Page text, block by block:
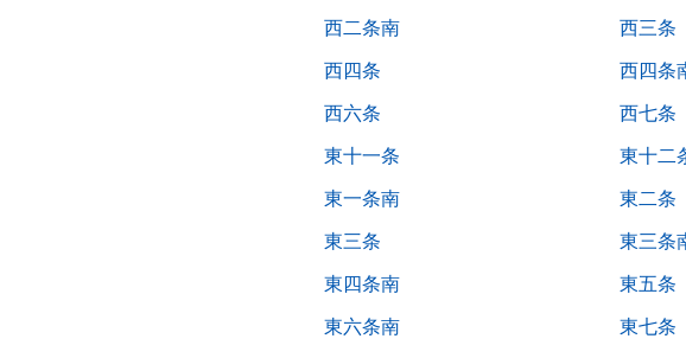
西二条南 西三条
西四条 西四条
西六条 西七条
東十一条 東十二
東一条南 東二条
東三条 東三条
東四条南 東五条
東六条南 東七条